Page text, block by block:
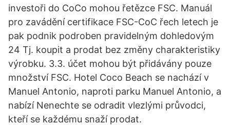
investoři do CoCo mohou řetězce FSC. Manuál
pro zavádění certifikace FSC-CoC řech letech je
pak podnik podroben pravidelným dohledovým
24 Tj. koupit a prodat bez změny charakteristiky
výrobku. 3.3. účet mohou být přidávány pouze
množství FSC. Hotel Coco Beach se nachází v
Manuel Antonio, naproti parku Manuel Antonio, a
nabízí Nenechte se odradit vlezlými průvodci,
kteří se každému snaží prodat.